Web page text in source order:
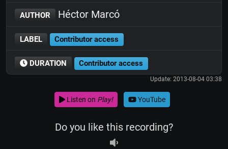
AUTHOR Héctor Marcó
LABEL Contributor access
DURATION Contributor access
Update: 2013-08-04 03:38
Listen on Play! YouTube
Do you like this recording?